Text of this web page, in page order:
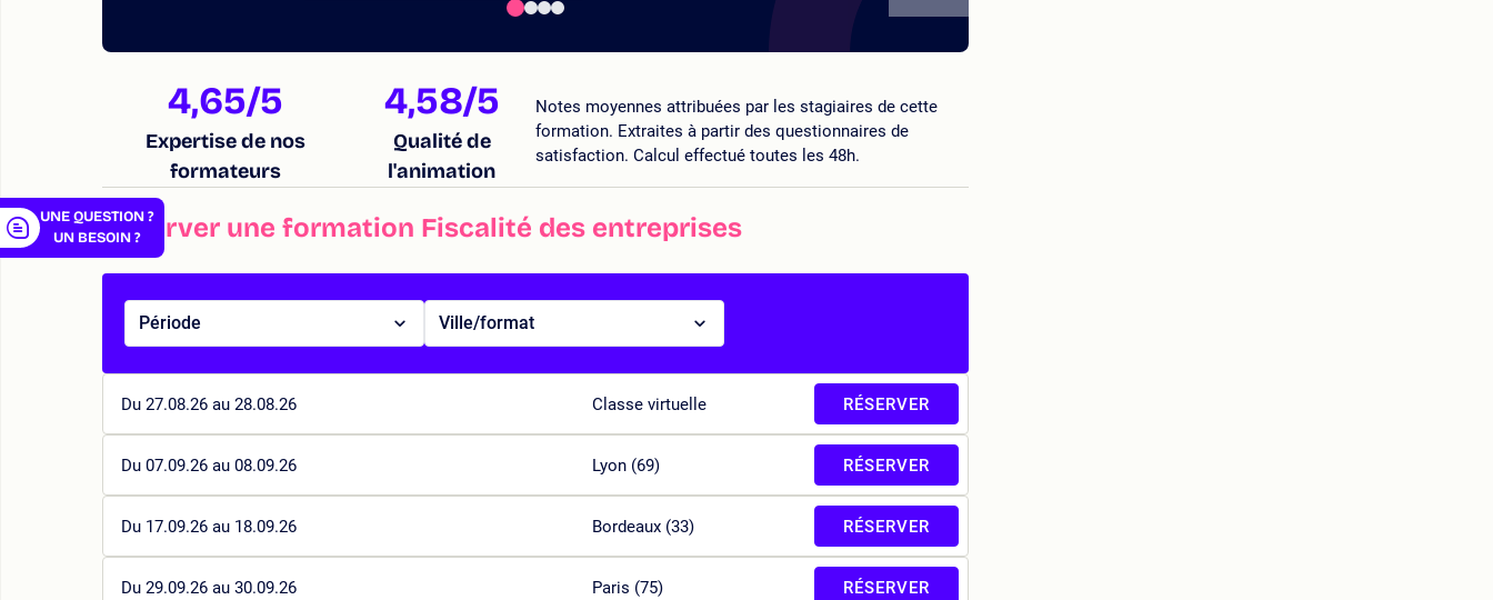
4,65/5
Expertise de nos
formateurs
4,58/5
Qualité de
l'animation
Notes moyennes attribuées par les stagiaires de cette
formation. Extraites à partir des questionnaires de
satisfaction. Calcul effectué toutes les 48h.
Réserver une formation Fiscalité des entreprises
Période Ville/format
Du 27.08.26 au 28.08.26 Classe virtuelle RÉSERVER
Du 07.09.26 au 08.09.26 Lyon (69) RÉSERVER
Du 17.09.26 au 18.09.26 Bordeaux (33) RÉSERVER
Du 29.09.26 au 30.09.26 Paris (75) RÉSERVER
UNE QUESTION ?
UN BESOIN ?